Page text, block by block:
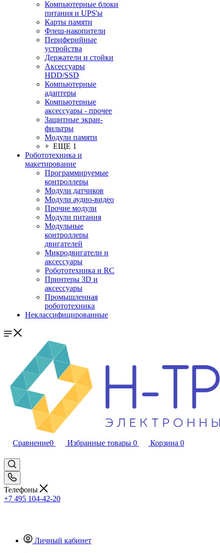
Компьютерные блоки
питания и UPS'ы
Карты памяти
Флеш-накопители
Периферийные
устройства
Держатели и стойки
Аксессуары
HDD/SSD
Компьютерные
адаптеры
Компьютерные
аксессуары - прочее
Защитные экран-
фильтры
Модули памяти
+ ЕЩЕ 1
Робототехника и
макетирование
Программируемые
контроллеры
Модули датчиков
Модули аудио-видео
Прочие модули
Модули питания
Модульные
контроллеры
двигателей
Микродвигатели и
аксессуары
Робототехника и RC
Принтеры 3D и
аксессуары
Промышленная
робототехника
Неклассифицированные
Сравнение0 Избранные товары 0 Корзина 0
Телефоны
+7 495 104-42-20
Личный кабинет